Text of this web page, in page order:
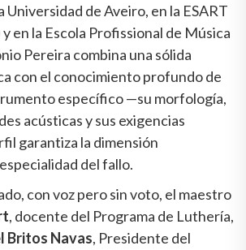
de Aveiro, en la ESART
en la Escola Profissional de Música
Pereira combina una sólida
con el conocimiento profundo de
específico —su morfología,
acústicas y sus exigencias
garantiza la dimensión
del fallo.
con voz pero sin voto, el maestro
, docente del Programa de Luthería,
Britos Navas, Presidente del